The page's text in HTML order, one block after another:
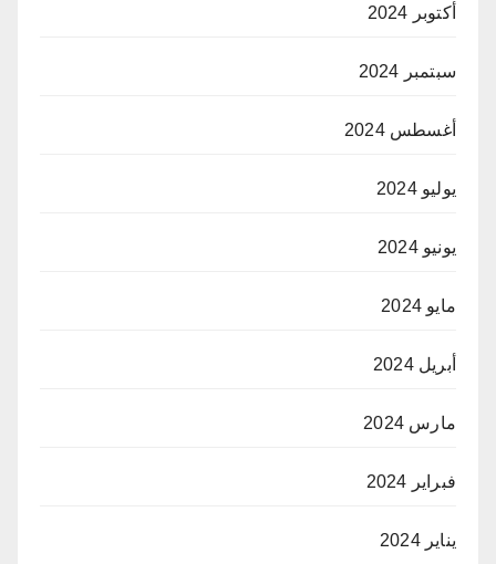
أكتوبر 2024
سبتمبر 2024
أغسطس 2024
يوليو 2024
يونيو 2024
مايو 2024
أبريل 2024
مارس 2024
فبراير 2024
يناير 2024